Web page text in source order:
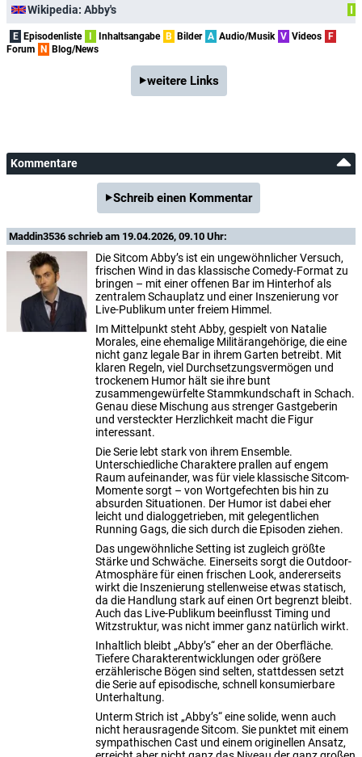
Wikipedia: Abby's
I
E Episodenliste I Inhaltsangabe B Bilder A Audio/Musik V Videos F
Forum N Blog/News
weitere Links
Kommentare
Schreib einen Kommentar
Maddin3536 schrieb am 19.04.2026, 09.10 Uhr:
Die Sitcom Abby’s ist ein ungewöhnlicher Versuch,
frischen Wind in das klassische Comedy-Format zu
bringen – mit einer offenen Bar im Hinterhof als
zentralem Schauplatz und einer Inszenierung vor
Live-Publikum unter freiem Himmel.
Im Mittelpunkt steht Abby, gespielt von Natalie
Morales, eine ehemalige Militärangehörige, die eine
nicht ganz legale Bar in ihrem Garten betreibt. Mit
klaren Regeln, viel Durchsetzungsvermögen und
trockenem Humor hält sie ihre bunt
zusammengewürfelte Stammkundschaft in Schach.
Genau diese Mischung aus strenger Gastgeberin
und versteckter Herzlichkeit macht die Figur
interessant.
Die Serie lebt stark von ihrem Ensemble.
Unterschiedliche Charaktere prallen auf engem
Raum aufeinander, was für viele klassische Sitcom-
Momente sorgt – von Wortgefechten bis hin zu
absurden Situationen. Der Humor ist dabei eher
leicht und dialoggetrieben, mit gelegentlichen
Running Gags, die sich durch die Episoden ziehen.
Das ungewöhnliche Setting ist zugleich größte
Stärke und Schwäche. Einerseits sorgt die Outdoor-
Atmosphäre für einen frischen Look, andererseits
wirkt die Inszenierung stellenweise etwas statisch,
da die Handlung stark auf einen Ort begrenzt bleibt.
Auch das Live-Publikum beeinflusst Timing und
Witzstruktur, was nicht immer ganz natürlich wirkt.
Inhaltlich bleibt „Abby’s“ eher an der Oberfläche.
Tiefere Charakterentwicklungen oder größere
erzählerische Bögen sind selten, stattdessen setzt
die Serie auf episodische, schnell konsumierbare
Unterhaltung.
Unterm Strich ist „Abby’s“ eine solide, wenn auch
nicht herausragende Sitcom. Sie punktet mit einem
sympathischen Cast und einem originellen Ansatz,